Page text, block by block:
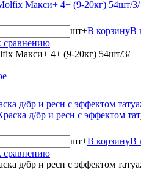
шт+В корзинуВ
сравнению
Макси+ 4+ (9-20кг) 54шт/3/
д/бр и ресн с эффектом
шт+В корзинуВ
сравнению
д/бр и ресн с эффектом